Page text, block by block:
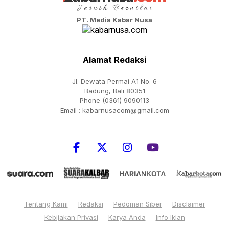
PT. Media Kabar Nusa
Alamat Redaksi
Jl. Dewata Permai A1 No. 6
Badung, Bali 80351
Phone (0361) 9090113
Email : kabarnusacom@gmail.com
Tentang Kami Redaksi Pedoman Siber
Disclaimer
Kebijakan Privasi
Karya Anda Info Iklan